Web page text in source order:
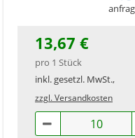
13,67 €
pro 1 Stück
inkl. gesetzl. MwSt.,
zzgl. Versandkosten